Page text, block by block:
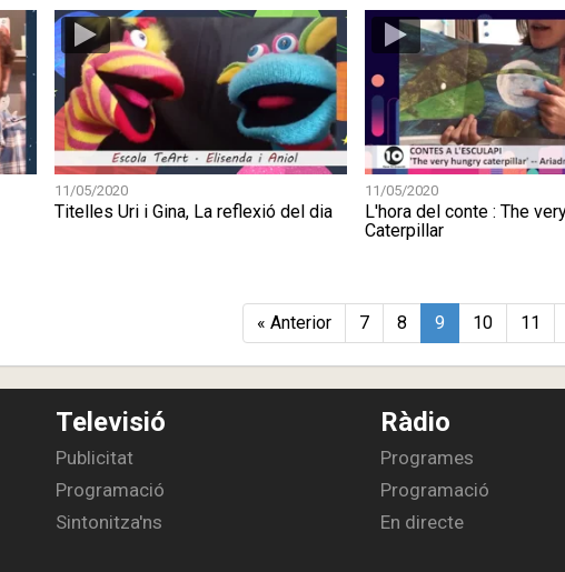
11/05/2020
Titelles Uri i Gina, La reflexió del dia
11/05/2020
L'hora del conte : The
Caterpillar
« Anterior 7 8 9 10 11
Televisió
Publicitat
Programació
Sintonitza'ns
Ràdio
Programes
Programació
En directe